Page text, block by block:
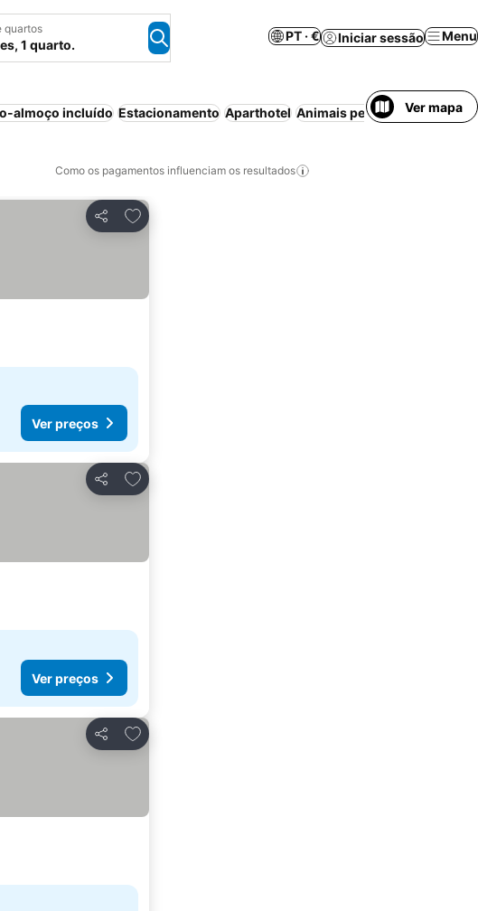
quartos
1 quarto.
PT · € Iniciar sessão Menu
almoço incluído Estacionamento Aparthotel Animais permitidos Bed &
Ver mapa
Como os pagamentos influenciam os resultados
Partilhar
Adicionar aos favoritos
Ver preços
Partilhar
Adicionar aos favoritos
Ver preços
Partilhar
Adicionar aos favoritos